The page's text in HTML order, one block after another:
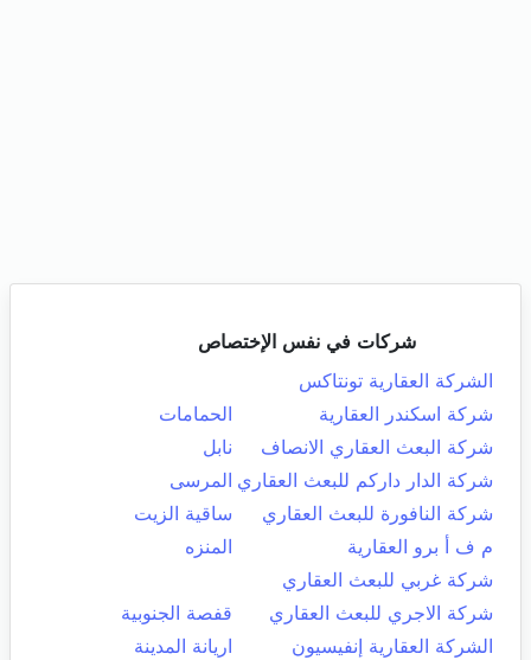
شركات في نفس الإختصاص
الشركة العقارية تونتاكس
شركة اسكندر العقارية
الحمامات
شركة البعث العقاري الانصاف
نابل
شركة الدار داركم للبعث العقاري المرسى
شركة النافورة للبعث العقاري
ساقية الزيت
م ف أ برو العقارية
المنزه
شركة غربي للبعث العقاري
شركة الاجري للبعث العقاري
قفصة الجنوبية
الشركة العقارية إنفيسيون
اريانة المدينة